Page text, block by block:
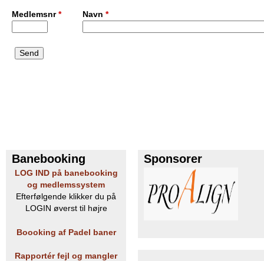
s
T
s
K
b
Medlemsnr * Navn *
Banebooking
LOG IND på banebooking
og medlemssystem
Efterfølgende klikker du på
LOGIN øverst til højre
Boooking af Padel baner
Rapportér fejl og mangler
Sponsorer